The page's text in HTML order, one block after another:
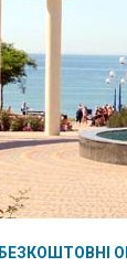
БЕЗКОШТОВНІ